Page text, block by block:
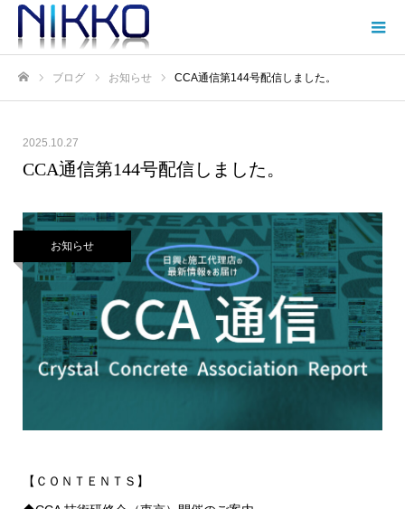
ブログ お知らせ CCA通信第144号配信しました。
2025.10.27
CCA通信第144号配信しました。
お知らせ
【ＣＯＮＴＥＮＴＳ】